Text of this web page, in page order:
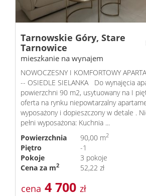
Tarnowskie Góry, Stare
Tarnowice
mieszkanie na wynajem
NOWOCZESNY I KOMFORTOWY
-- OSIEDLE SIELANKA Do wynajęcia
powierzchni 90 m2, usytuowany na I
oferta na rynku niepowtarzalny
wyposażony i dopieszczony w detale .
pełni wyposażona: Kuchnia ...
Powierzchnia
90,00 m2
Piętro
-1
Pokoje
3 pokoje
Cena za m2 52,22 zł
cena 4 700 zł